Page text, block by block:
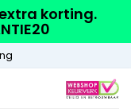
korting.